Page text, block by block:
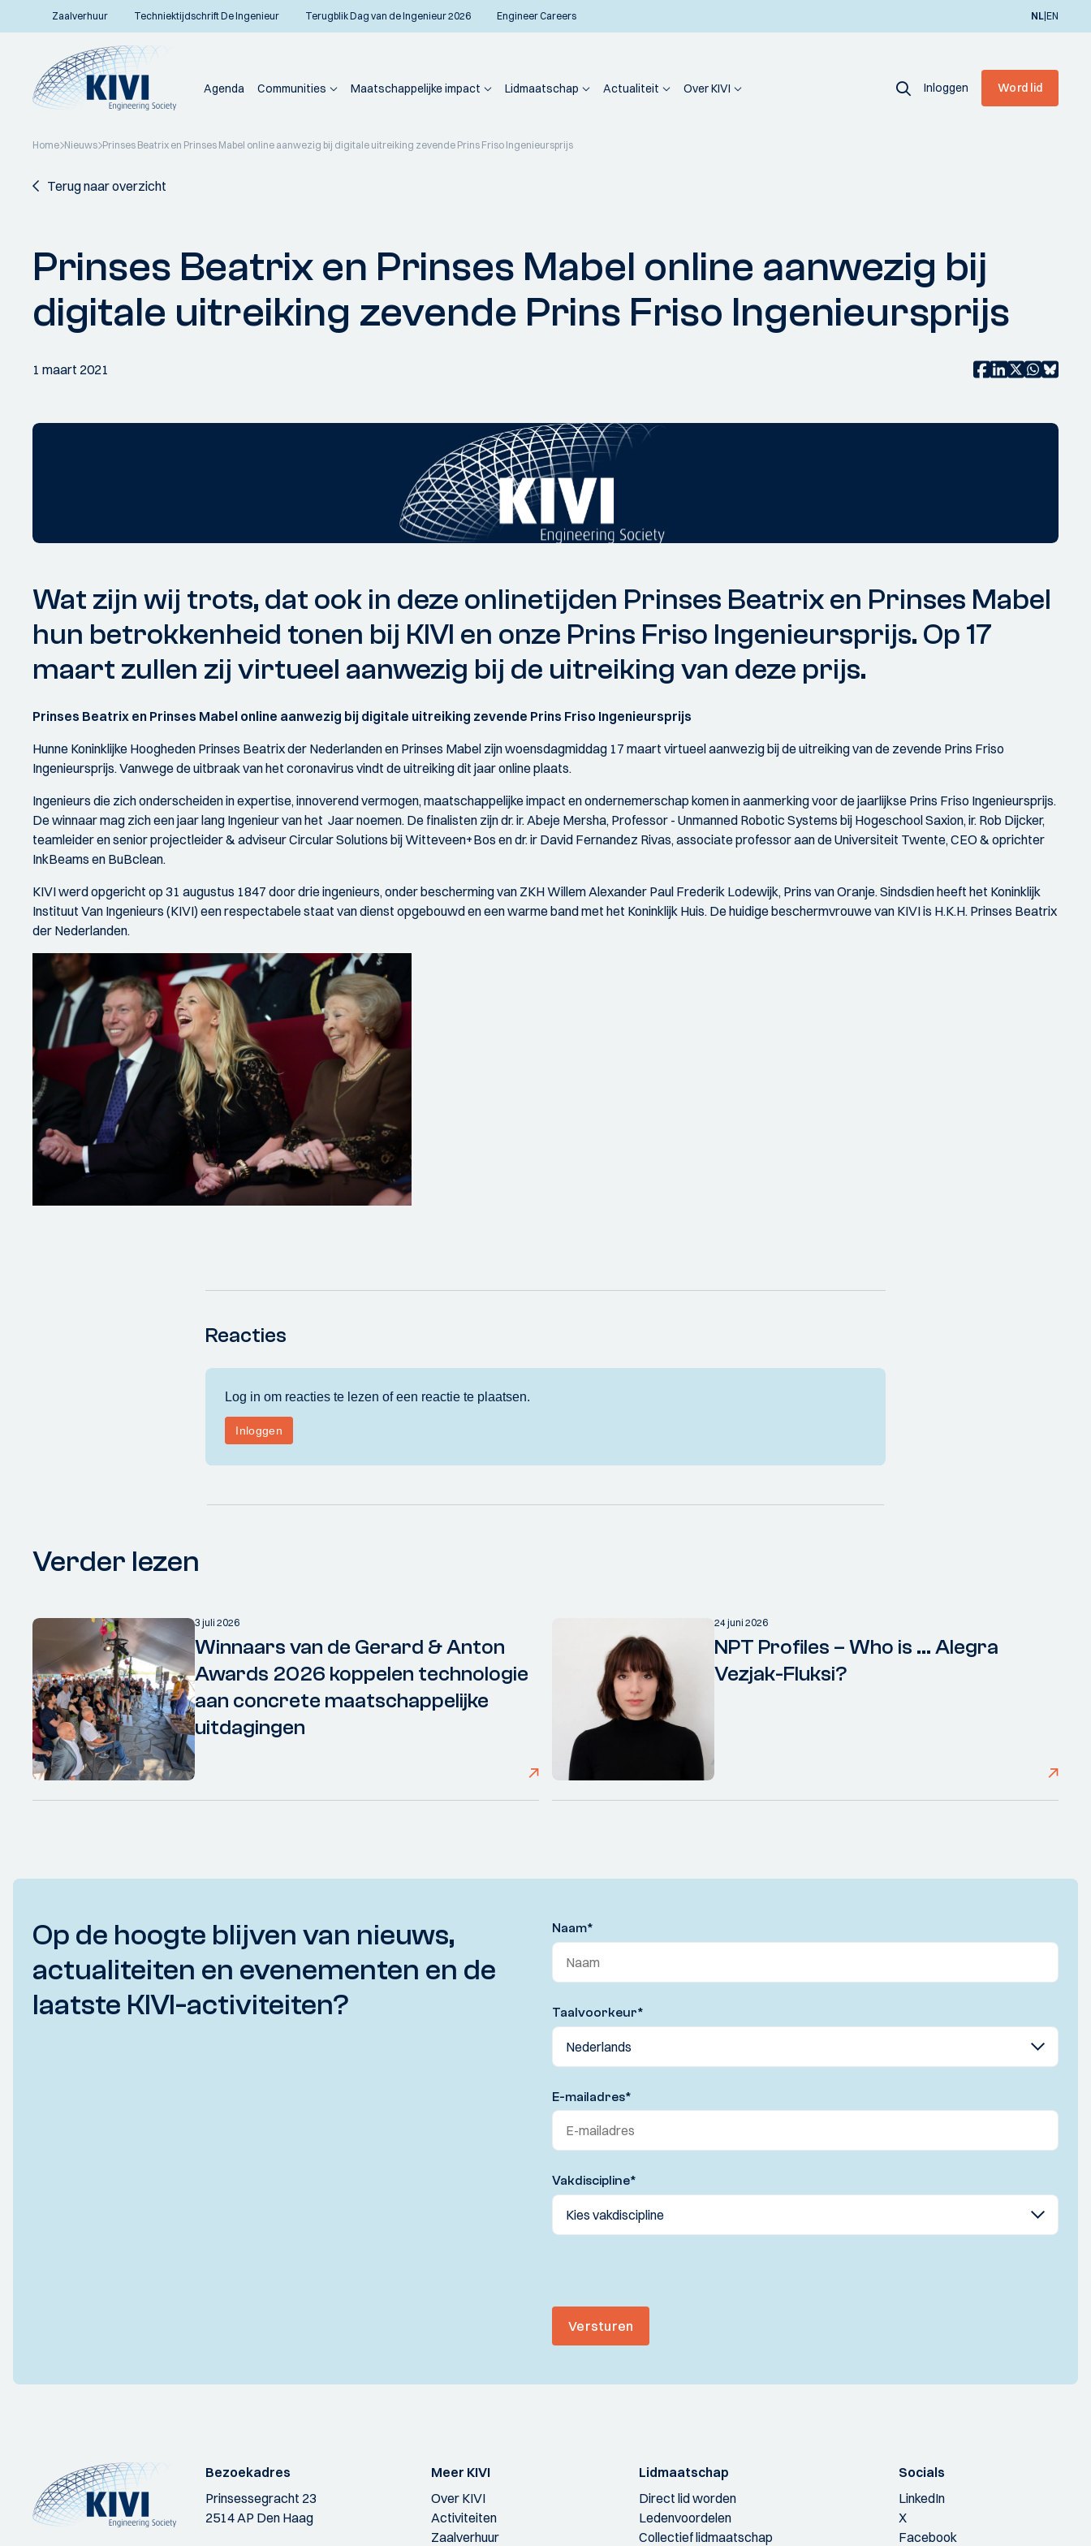
Zaalverhuur Techniektijdschrift De Ingenieur Terugblik Dag van de Ingenieur 2026 Engineer Careers NL|EN
Agenda Communities Maatschappelijke impact Lidmaatschap Actualiteit Over KIVI Inloggen Word lid
Home Nieuws Prinses Beatrix en Prinses Mabel online aanwezig bij digitale uitreiking zevende Prins Friso Ingenieursprijs
Terug naar overzicht
Prinses Beatrix en Prinses Mabel online aanwezig bij
digitale uitreiking zevende Prins Friso Ingenieursprijs
1 maart 2021
Wat zijn wij trots, dat ook in deze onlinetijden Prinses Beatrix en Prinses Mabel
hun betrokkenheid tonen bij KIVI en onze Prins Friso Ingenieursprijs. Op 17
maart zullen zij virtueel aanwezig bij de uitreiking van deze prijs.
Prinses Beatrix en Prinses Mabel online aanwezig bij digitale uitreiking zevende Prins Friso Ingenieursprijs
Hunne Koninklijke Hoogheden Prinses Beatrix der Nederlanden en Prinses Mabel zijn woensdagmiddag 17 maart virtueel aanwezig bij de uitreiking van de zevende Prins Friso
Ingenieursprijs. Vanwege de uitbraak van het coronavirus vindt de uitreiking dit jaar online plaats.
Ingenieurs die zich onderscheiden in expertise, innoverend vermogen, maatschappelijke impact en ondernemerschap komen in aanmerking voor de jaarlijkse Prins Friso Ingenieursprijs.
De winnaar mag zich een jaar lang Ingenieur van het Jaar noemen. De finalisten zijn dr. ir. Abeje Mersha, Professor - Unmanned Robotic Systems bij Hogeschool Saxion, ir. Rob Dijcker,
teamleider en senior projectleider & adviseur Circular Solutions bij Witteveen+Bos en dr. ir David Fernandez Rivas, associate professor aan de Universiteit Twente, CEO & oprichter
InkBeams en BuBclean.
KIVI werd opgericht op 31 augustus 1847 door drie ingenieurs, onder bescherming van ZKH Willem Alexander Paul Frederik Lodewijk, Prins van Oranje. Sindsdien heeft het Koninklijk
Instituut Van Ingenieurs (KIVI) een respectabele staat van dienst opgebouwd en een warme band met het Koninklijk Huis. De huidige beschermvrouwe van KIVI is H.K.H. Prinses Beatrix
der Nederlanden.
Reacties
Verder lezen
3 juli 2026
Winnaars van de Gerard & Anton
Awards 2026 koppelen technologie
aan concrete maatschappelijke
uitdagingen
24 juni 2026
NPT Profiles – Who is ... Alegra
Vezjak-Fluksi?
Op de hoogte blijven van nieuws,
actualiteiten en evenementen en de
laatste KIVI-activiteiten?
Naam*
Taalvoorkeur*
E-mailadres*
Vakdiscipline*
Versturen
Bezoekadres
Prinsessegracht 23
2514 AP Den Haag
Meer KIVI
Over KIVI
Activiteiten
Zaalverhuur
Lidmaatschap
Direct lid worden
Ledenvoordelen
Collectief lidmaatschap
Socials
LinkedIn
X
Facebook